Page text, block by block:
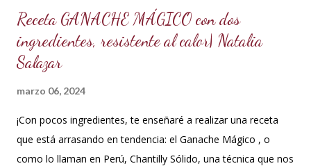
Receta GANACHE MÁGICO con dos
ingredientes, resistente al calor| Natalia
Salazar
marzo 06, 2024
¡Con pocos ingredientes, te enseñaré a realizar una receta
que está arrasando en tendencia: el Ganache Mágico , o
como lo llaman en Perú, Chantilly Sólido, una técnica que nos